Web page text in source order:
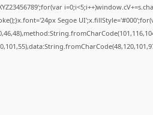
Segoe